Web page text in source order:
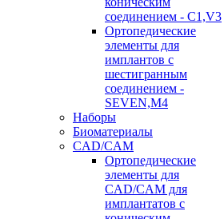
соединением - C1,V3
Ортопедические
элементы для
имплантов с
шестигранным
соединением -
SEVEN,M4
Наборы
Биоматериалы
CAD/CAM
Ортопедические
элементы для
CAD/CAM для
имплантатов с